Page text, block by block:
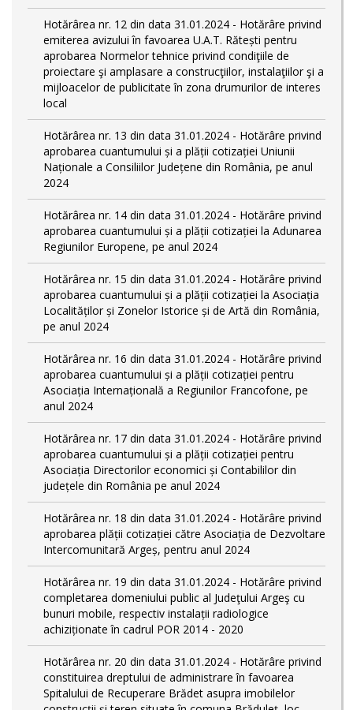
Hotărârea nr. 12 din data 31.01.2024 - Hotărâre privind
emiterea avizului în favoarea U.A.T. Rătești pentru
aprobarea Normelor tehnice privind condiţiile de
proiectare şi amplasare a construcţiilor, instalaţiilor şi a
mijloacelor de publicitate în zona drumurilor de interes
local
Hotărârea nr. 13 din data 31.01.2024 - Hotărâre privind
aprobarea cuantumului și a plății cotizației Uniunii
Naționale a Consiliilor Județene din România, pe anul
2024
Hotărârea nr. 14 din data 31.01.2024 - Hotărâre privind
aprobarea cuantumului și a plății cotizației la Adunarea
Regiunilor Europene, pe anul 2024
Hotărârea nr. 15 din data 31.01.2024 - Hotărâre privind
aprobarea cuantumului și a plății cotizației la Asociația
Localităților și Zonelor Istorice și de Artă din România,
pe anul 2024
Hotărârea nr. 16 din data 31.01.2024 - Hotărâre privind
aprobarea cuantumului și a plății cotizației pentru
Asociația Internațională a Regiunilor Francofone, pe
anul 2024
Hotărârea nr. 17 din data 31.01.2024 - Hotărâre privind
aprobarea cuantumului și a plății cotizației pentru
Asociația Directorilor economici și Contabililor din
județele din România pe anul 2024
Hotărârea nr. 18 din data 31.01.2024 - Hotărâre privind
aprobarea plății cotizației către Asociația de Dezvoltare
Intercomunitară Argeș, pentru anul 2024
Hotărârea nr. 19 din data 31.01.2024 - Hotărâre privind
completarea domeniului public al Judeţului Argeş cu
bunuri mobile, respectiv instalații radiologice
achiziționate în cadrul POR 2014 - 2020
Hotărârea nr. 20 din data 31.01.2024 - Hotărâre privind
constituirea dreptului de administrare în favoarea
Spitalului de Recuperare Brădet asupra imobilelor